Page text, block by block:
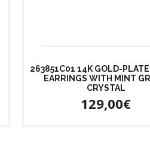
263851C01 14K GOLD-
EARRINGS WITH MINT
CRYSTAL
129,00€